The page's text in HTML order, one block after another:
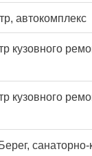
автокомплекс
кузовного
кузовного
санаторно-